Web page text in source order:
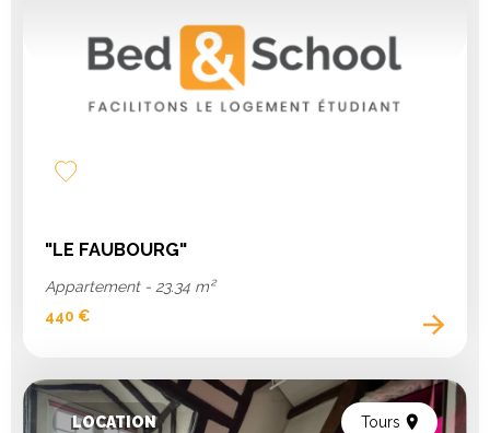
Add
to
"LE FAUBOURG"
Appartement - 23.34 m²
440 €
LOCATION Tours